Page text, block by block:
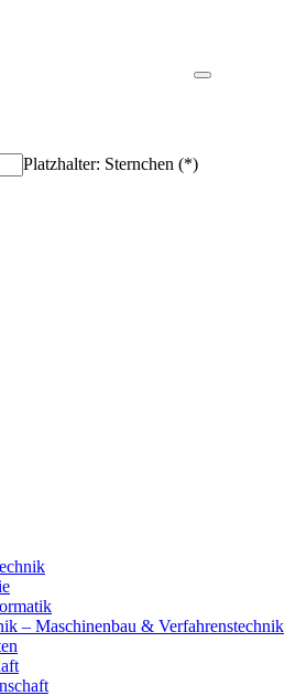
Platzhalter: Sternchen (*)
– Maschinenbau & Verfahrenstechnik